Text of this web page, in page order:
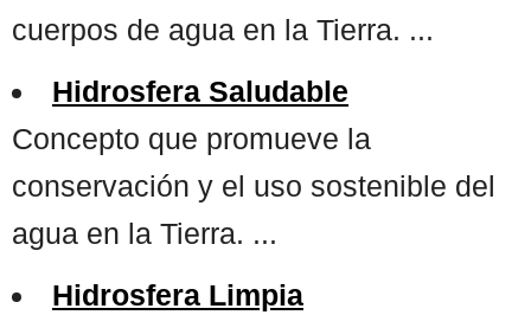
cuerpos de agua en la Tierra. ...
Hidrosfera Saludable
Concepto que promueve la
conservación y el uso sostenible del
agua en la Tierra. ...
Hidrosfera Limpia